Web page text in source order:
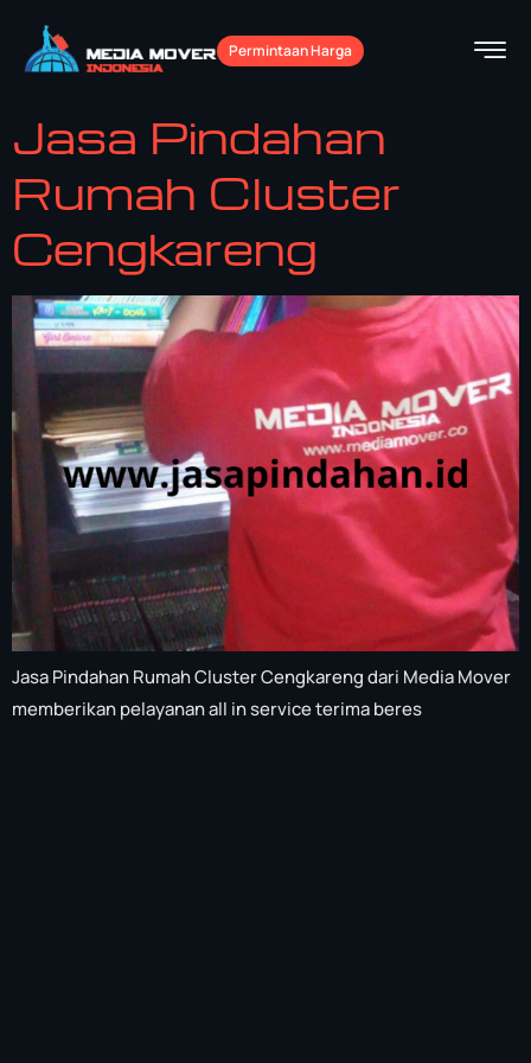
Permintaan Harga
Jasa Pindahan
Rumah Cluster
Cengkareng
Jasa Pindahan Rumah Cluster Cengkareng dari Media Mover
memberikan pelayanan all in service terima beres